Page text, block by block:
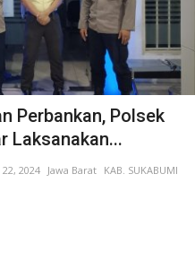
Perbankan, Polsek
Laksanakan...
22, 2024 Jawa Barat KAB. SUKABUMI